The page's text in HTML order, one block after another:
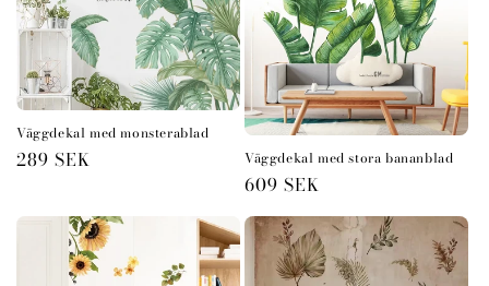
Väggdekal med monsterablad
Ordinarie
289 SEK Väggdekal med stora bananblad
Ordinarie
pris
609 SEK